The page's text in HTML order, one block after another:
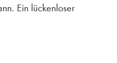
Ein lückenloser